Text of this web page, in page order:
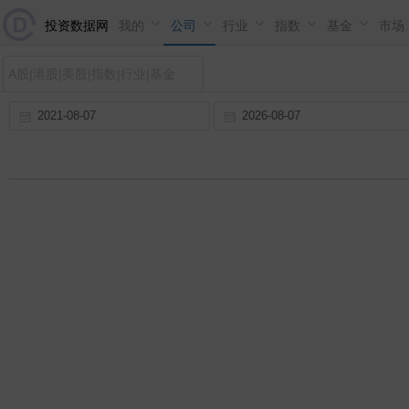
投资数据网 我的 公司 行业 指数 基金 市场